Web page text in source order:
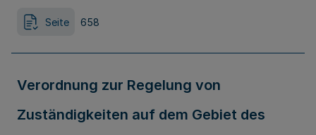
Seite 658
Verordnung zur Regelung von
Zuständigkeiten auf dem Gebiet des